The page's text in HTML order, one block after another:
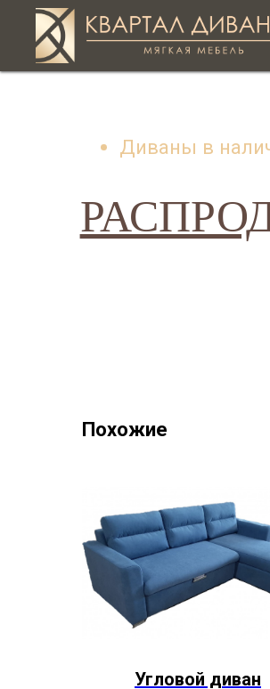
Похожие
Угловой диван